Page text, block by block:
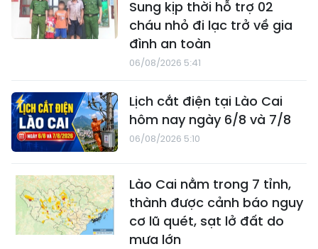
Sung kịp thời hỗ trợ 02
cháu nhỏ đi lạc trở về gia
đình an toàn
06/08/2026 5:41
Lịch cắt điện tại Lào Cai
hôm nay ngày 6/8 và 7/8
06/08/2026 5:10
Lào Cai nằm trong 7 tỉnh,
thành được cảnh báo nguy
cơ lũ quét, sạt lở đất do
mưa lớn